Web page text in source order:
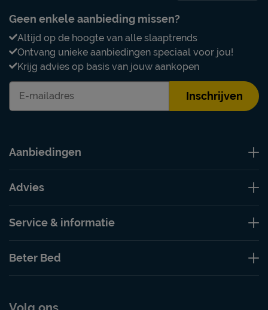
Geen enkele aanbieding missen?
Altijd op de hoogte van alle slaaptrends
Ontvang unieke aanbiedingen speciaal voor jou!
Krijg advies op basis van jouw aankopen
Inschrijven
Aanbiedingen
Advies
Service & informatie
Beter Bed